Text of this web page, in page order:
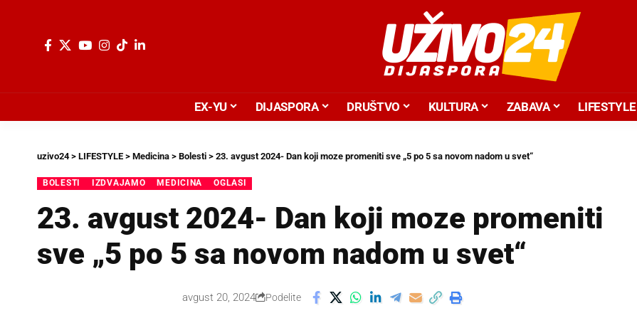
EX-YU DIJASPORA DRUŠTVO KULTURA ZABAVA LIFESTYLE
uzivo24> LIFESTYLE > Medicina > Bolesti > 23. avgust 2024- Dan koji moze promeniti sve „5 po 5 sa novom nadom u svet“
BOLESTI IZDVAJAMO MEDICINA OGLASI
23. avgust 2024- Dan koji moze promeniti
sve „5 po 5 sa novom nadom u svet“
avgust 20, 2024 Podelite